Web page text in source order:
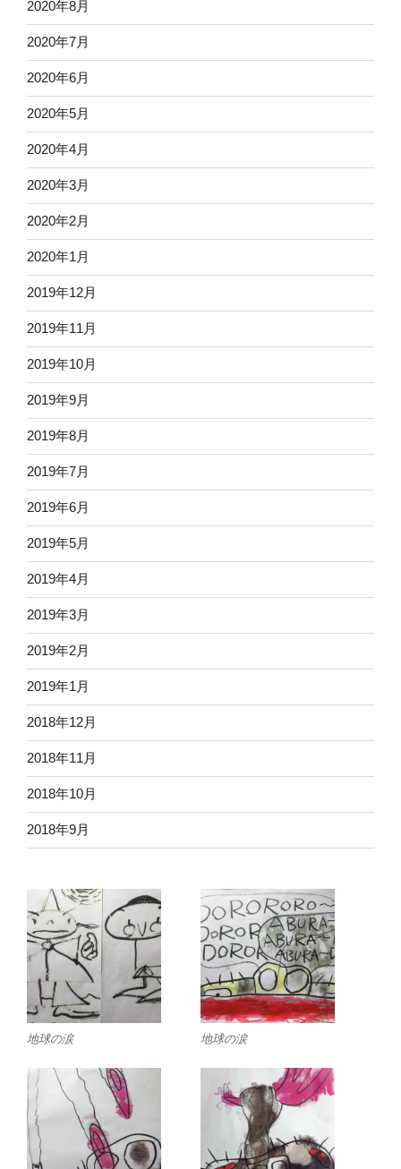
2020年8月
2020年7月
2020年6月
2020年5月
2020年4月
2020年3月
2020年2月
2020年1月
2019年12月
2019年11月
2019年10月
2019年9月
2019年8月
2019年7月
2019年6月
2019年5月
2019年4月
2019年3月
2019年2月
2019年1月
2018年12月
2018年11月
2018年10月
2018年9月
地球の涙 地球の涙